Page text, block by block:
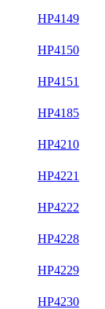
HP4149
HP4150
HP4151
HP4185
HP4210
HP4221
HP4222
HP4228
HP4229
HP4230